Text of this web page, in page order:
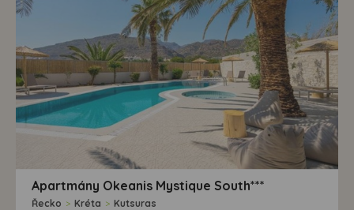
Apartmány Okeanis Mystique South***
Řecko > Kréta > Kutsuras